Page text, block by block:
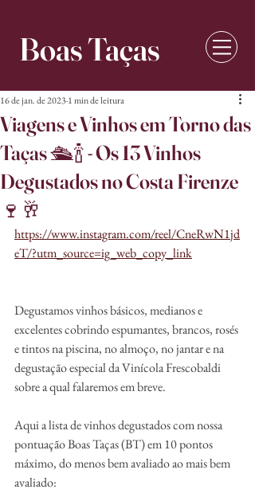
Boas Taças
Viagens e Vinhos em Torno das
Taças 🛳️🍾 - Os 13 Vinhos
Degustados no Costa Firenze
🍷🥂
16 de jan. de 20231 min de leitura
https://www.instagram.com/reel/CneRwN1jd
eT/?utm_source=ig_web_copy_link
Degustamos vinhos básicos, medianos e
excelentes cobrindo espumantes, brancos, rosés
e tintos na piscina, no almoço, no jantar e na
degustação especial da Vinícola Frescobaldi
sobre a qual falaremos em breve.
Aqui a lista de vinhos degustados com nossa
pontuação Boas Taças (BT) em 10 pontos
máximo, do menos bem avaliado ao mais bem
avaliado: